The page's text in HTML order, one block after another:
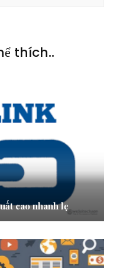
thích..
cao nhanh lẹ